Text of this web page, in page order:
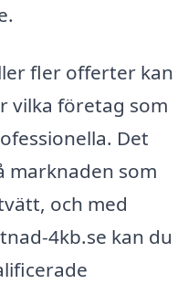
fler offerter kan
vilka företag som
Det
marknaden som
och med
4kb.se kan du